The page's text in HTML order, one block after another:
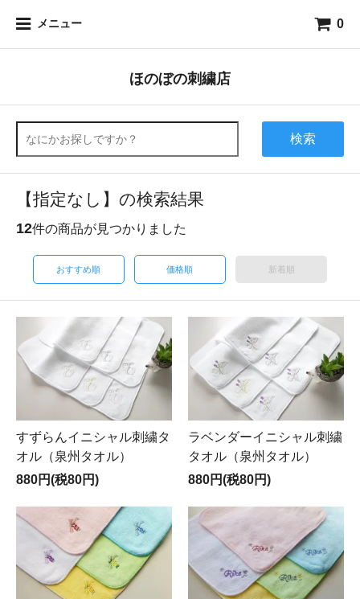
メニュー 0
ほのぼの刺繍店
検索
【指定なし】の検索結果
12件の商品が見つかりました
おすすめ順 価格順 新着順
すずらんイニシャル刺繍タ
オル（泉州タオル）
880円(税80円)
ラベンダーイニシャル刺繍
タオル（泉州タオル）
880円(税80円)